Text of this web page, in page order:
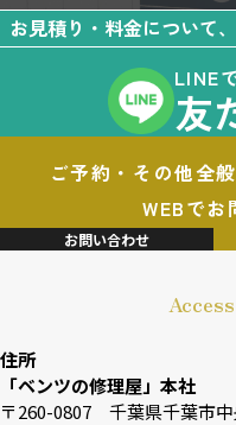
お見積り・料金について
LINE
友
ご予約・その他全
WEBでお
お問い合わせ
住所
「ベンツの修理屋」本社
〒260-0807 千葉県千葉市